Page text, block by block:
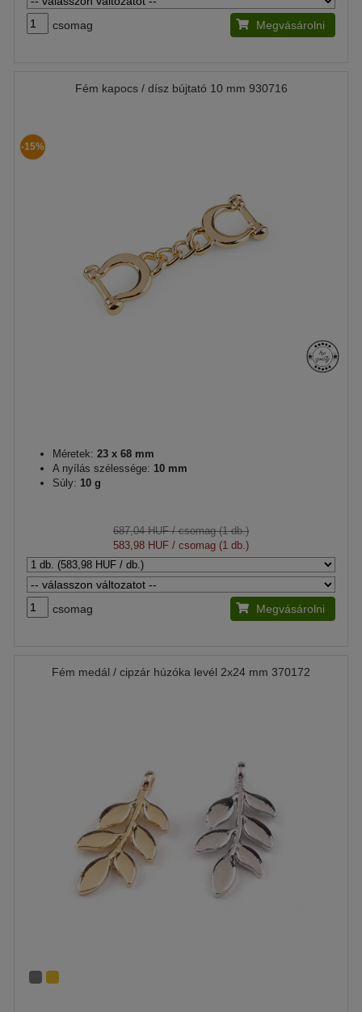
csomag Megvásárolni
Fém kapocs / dísz bújtató 10 mm 930716
-15%
Méretek: 23 x 68 mm
A nyílás szélessége: 10 mm
Súly: 10 g
687,04 HUF/ csomag (1 db.)
583,98 HUF / csomag (1 db.)
csomag Megvásárolni
Fém medál / cipzár húzóka levél 2x24 mm 370172